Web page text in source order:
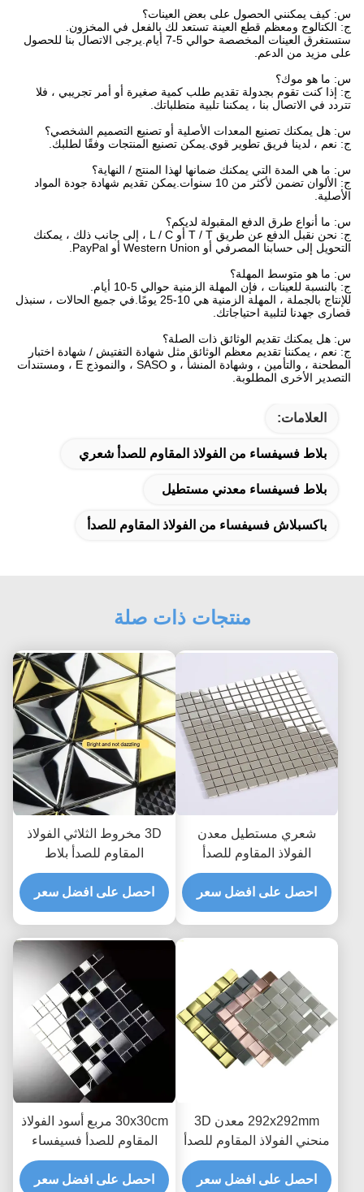
س: كيف يمكنني الحصول على بعض العينات؟
ج: الكتالوج ومعظم قطع العينة تستعد لك بالفعل في المخزون.
ستستغرق العينات المخصصة حوالي 5-7 أيام.يرجى الاتصال بنا للحصول
على مزيد من الدعم.
س: ما هو موك؟
ج: إذا كنت تقوم بجدولة تقديم طلب كمية صغيرة أو أمر تجريبي ، فلا
تتردد في الاتصال بنا ، يمكننا تلبية متطلباتك.
س: هل يمكنك تصنيع المعدات الأصلية أو تصنيع التصميم الشخصي؟
ج: نعم ، لدينا فريق تطوير قوي.يمكن تصنيع المنتجات وفقًا لطلبك.
س: ما هي المدة التي يمكنك ضمانها لهذا المنتج / النهاية؟
ج: الألوان تضمن لأكثر من 10 سنوات.يمكن تقديم شهادة جودة المواد
الأصلية.
س: ما أنواع طرق الدفع المقبولة لديكم؟
ج: نحن نقبل الدفع عن طريق T / T أو L / C ، إلى جانب ذلك ، يمكنك
التحويل إلى حسابنا المصرفي أو Western Union أو PayPal.
س: ما هو متوسط ​​المهلة؟
ج: بالنسبة للعينات ، فإن المهلة الزمنية حوالي 5-10 أيام.
للإنتاج بالجملة ، المهلة الزمنية هي 10-25 يومًا.في جميع الحالات ، سنبذل
قصارى جهدنا لتلبية احتياجاتك.
س: هل يمكنك تقديم الوثائق ذات الصلة؟
ج: نعم ، يمكننا تقديم معظم الوثائق مثل شهادة التفتيش / شهادة اختبار
المطحنة ، والتأمين ، وشهادة المنشأ ، و SASO ، والنموذج E ، ومستندات
التصدير الأخرى المطلوبة.
العلامات:
بلاط فسيفساء من الفولاذ المقاوم للصدأ شعري
بلاط فسيفساء معدني مستطيل
باكسبلاش فسيفساء من الفولاذ المقاوم للصدأ
منتجات ذات صلة
شعري مستطيل معدن
الفولاذ المقاوم للصدأ
فسيفساء بلاط باكسبلاش
ملابس مقاومة
احصل على افضل سعر
3D مخروط الثلاثي الفولاذ
المقاوم للصدأ بلاط
الموزاييك لتزيين الجدران
JIS الفضة الذهب
احصل على افضل سعر
292x292mm معدن 3D
منحني الفولاذ المقاوم للصدأ
فسيفساء بلاط الحائط ديكور
PVD مطلي
احصل على افضل سعر
30x30cm مربع أسود الفولاذ
المقاوم للصدأ فسيفساء
بلاط فسيفساء معدني
باكسبلاش
احصل على افضل سعر